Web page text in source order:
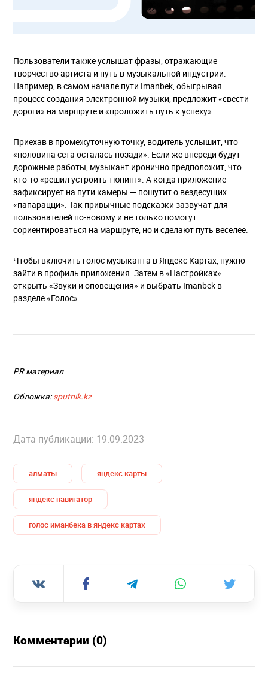
Пользователи также услышат фразы, отражающие
творчество артиста и путь в музыкальной индустрии.
Например, в самом начале пути Imanbek, обыгрывая
процесс создания электронной музыки, предложит «свести
дороги» на маршруте и «проложить путь к успеху».
Приехав в промежуточную точку, водитель услышит, что
«половина сета осталась позади». Если же впереди будут
дорожные работы, музыкант иронично предположит, что
кто-то «решил устроить тюнинг». А когда приложение
зафиксирует на пути камеры — пошутит о вездесущих
«папарацци». Так привычные подсказки зазвучат для
пользователей по-новому и не только помогут
сориентироваться на маршруте, но и сделают путь веселее.
Чтобы включить голос музыканта в Яндекс Картах, нужно
зайти в профиль приложения. Затем в «Настройках»
открыть «Звуки и оповещения» и выбрать Imanbek в
разделе «Голос».
PR материал
Обложка:sputnik.kz
Дата публикации: 19.09.2023
алматы яндекс карты
яндекс навигатор
голос иманбека в яндекс картах
Комментарии (0)